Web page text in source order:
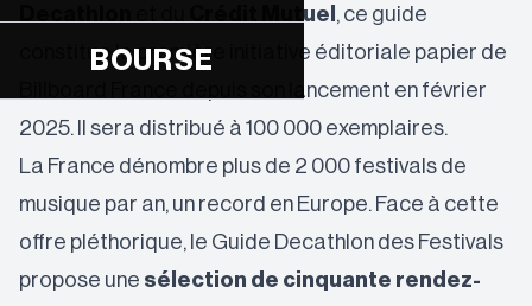
BOURSE
Crédit Mutuel , ce guide
constitue la première initiative éditoriale papier de
Billboard France depuis son lancement en février
2025. Il sera distribué à 100 000 exemplaires.
La France dénombre plus de 2 000 festivals de
musique par an, un record en Europe. Face à cette
offre pléthorique, le Guide Decathlon des Festivals
propose une sélection de cinquante rendez-